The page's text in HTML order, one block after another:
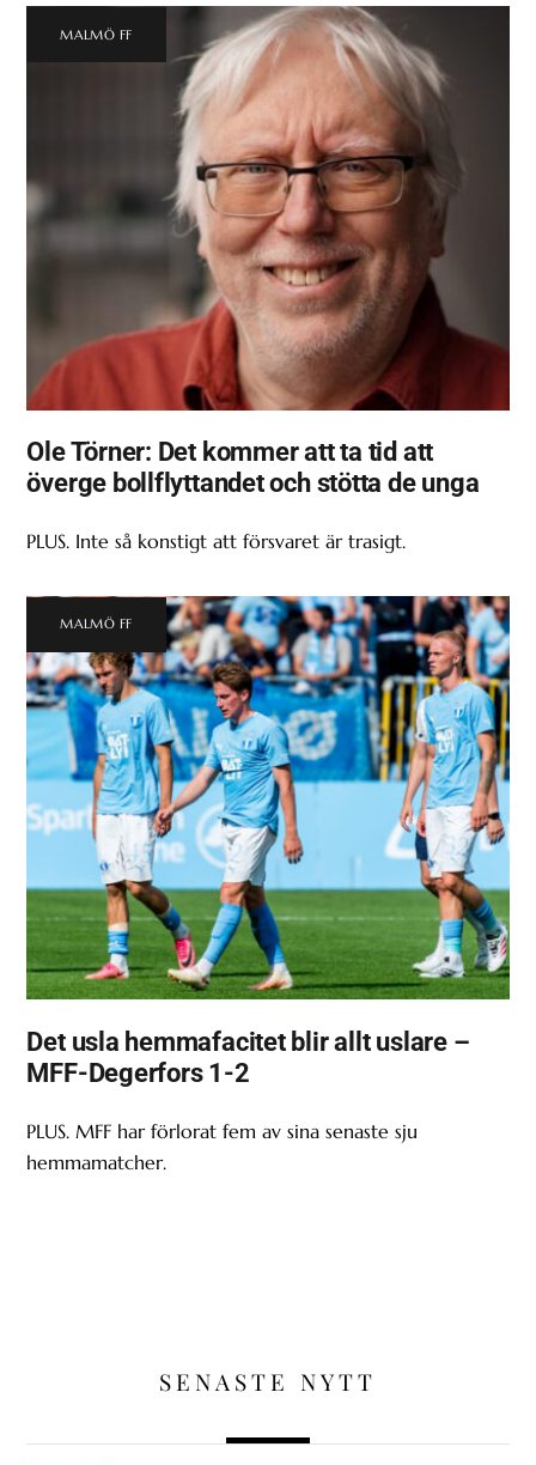
MALMÖ FF
Ole Törner: Det kommer att ta tid att
överge bollflyttandet och stötta de unga
PLUS. Inte så konstigt att försvaret är trasigt.
MALMÖ FF
Det usla hemmafacitet blir allt uslare –
MFF-Degerfors 1-2
PLUS. MFF har förlorat fem av sina senaste sju
hemmamatcher.
SENASTE NYTT